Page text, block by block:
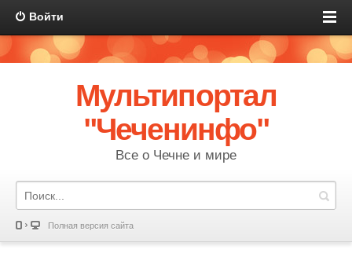
Войти
Мультипортал
"Чеченинфо"
Все о Чечне и мире
Полная версия сайта